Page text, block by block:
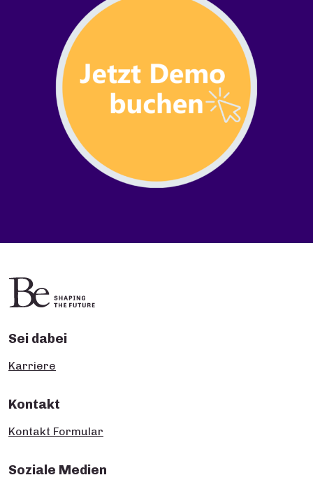
Sei dabei
Karriere
Kontakt
Kontakt Formular
Soziale Medien